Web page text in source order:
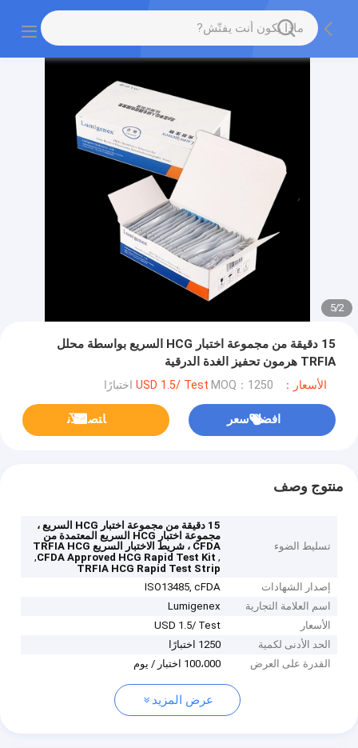
2
/
5
15 دقيقة من مجموعة اختبار HCG السريع بواسطة محلل
TRFIA هرمون تحفيز الغدة الدرقية
الأسعار：USD 1.5/ Test MOQ：1250 اختبارًا
افضل سعر ﺎﺘﺼﻟ ﺍﻶﻧ
منتوج وصف
تسليط الضوء
15 دقيقة من مجموعة اختبار HCG السريع ،
مجموعة اختبار HCG السريع المعتمدة من
CFDA ، شريط الاختبار السريع TRFIA HCG
,
CFDA Approved HCG Rapid Test Kit
,
TRFIA HCG Rapid Test Strip
إصدار الشهادات
ISO13485, cFDA
اسم العلامة التجارية
Lumigenex
الأسعار
USD 1.5/ Test
الحد الأدنى لكمية
1250 اختبارًا
القدرة على العرض
100،000 اختبار / يوم
عرض المزيد